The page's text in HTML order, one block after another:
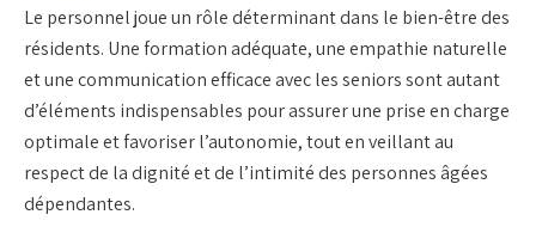
Le personnel joue un rôle déterminant dans le bien-être des
résidents. Une formation adéquate, une empathie naturelle
et une communication efficace avec les seniors sont autant
d’éléments indispensables pour assurer une prise en charge
optimale et favoriser l’autonomie, tout en veillant au
respect de la dignité et de l’intimité des personnes âgées
dépendantes.